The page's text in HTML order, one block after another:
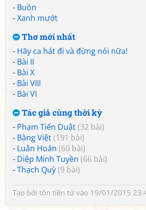
- Buồn
-Xanh mướt
Thơ mới nhất
- Hãy ca hát đi và đừng nói nữa!
- Bài II
- Bài X
- Bài VIII
- Bài VI
Tác giả cùng thời kỳ
- Phạm Tiến Duật(32 bài)
- Bằng Việt(191 bài)
- Luân Hoán (60 bài)
- Diệp Minh Tuyền (66 bài)
-Thạch Quỳ(9 bài)
Tạo bởi tôn tiền tửvào 19/01/2015